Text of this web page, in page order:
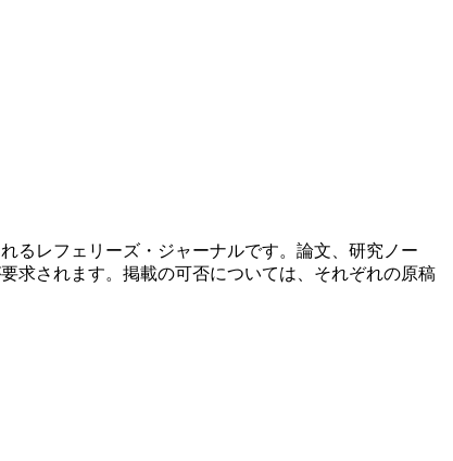
るレフェリーズ・ジャーナルです。論文、研究ノー
求されます。掲載の可否については、それぞれの原稿